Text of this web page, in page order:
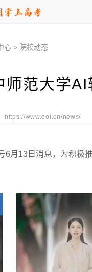
心 > 院校动态
师范大学AI
https://www.eol.cn/news/
13日消息，为积极推